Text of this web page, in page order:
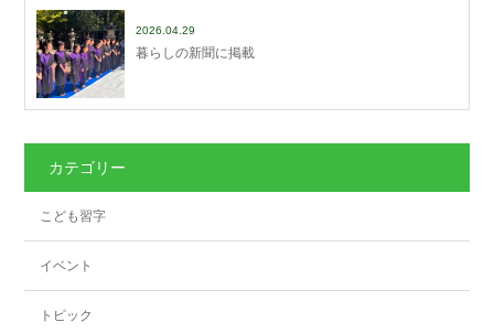
2026.04.29
暮らしの新聞に掲載
カテゴリー
こども習字
イベント
トピック